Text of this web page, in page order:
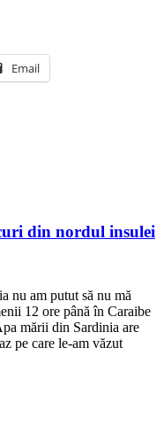
Email
din nordul insulei
nu am putut să nu mă
12 ore până în Caraibe
mării din Sardinia are
pe care le-am văzut